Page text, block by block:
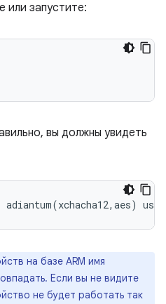
или запустите:
вы должны увидеть
на базе ARM имя
Если вы не видите
не будет работать так